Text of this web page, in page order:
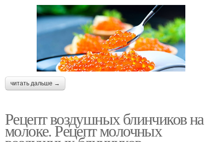
читать дальше →
Рецепт воздушных блинчиков на
молоке. Рецепт молочных